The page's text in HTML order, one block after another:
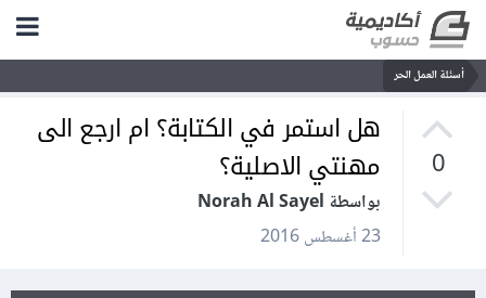
أسئلة العمل الحر
0
هل استمر في الكتابة؟ ام ارجع الى
مهنتي الاصلية؟
بواسطة Norah Al Sayel
23 أغسطس 2016